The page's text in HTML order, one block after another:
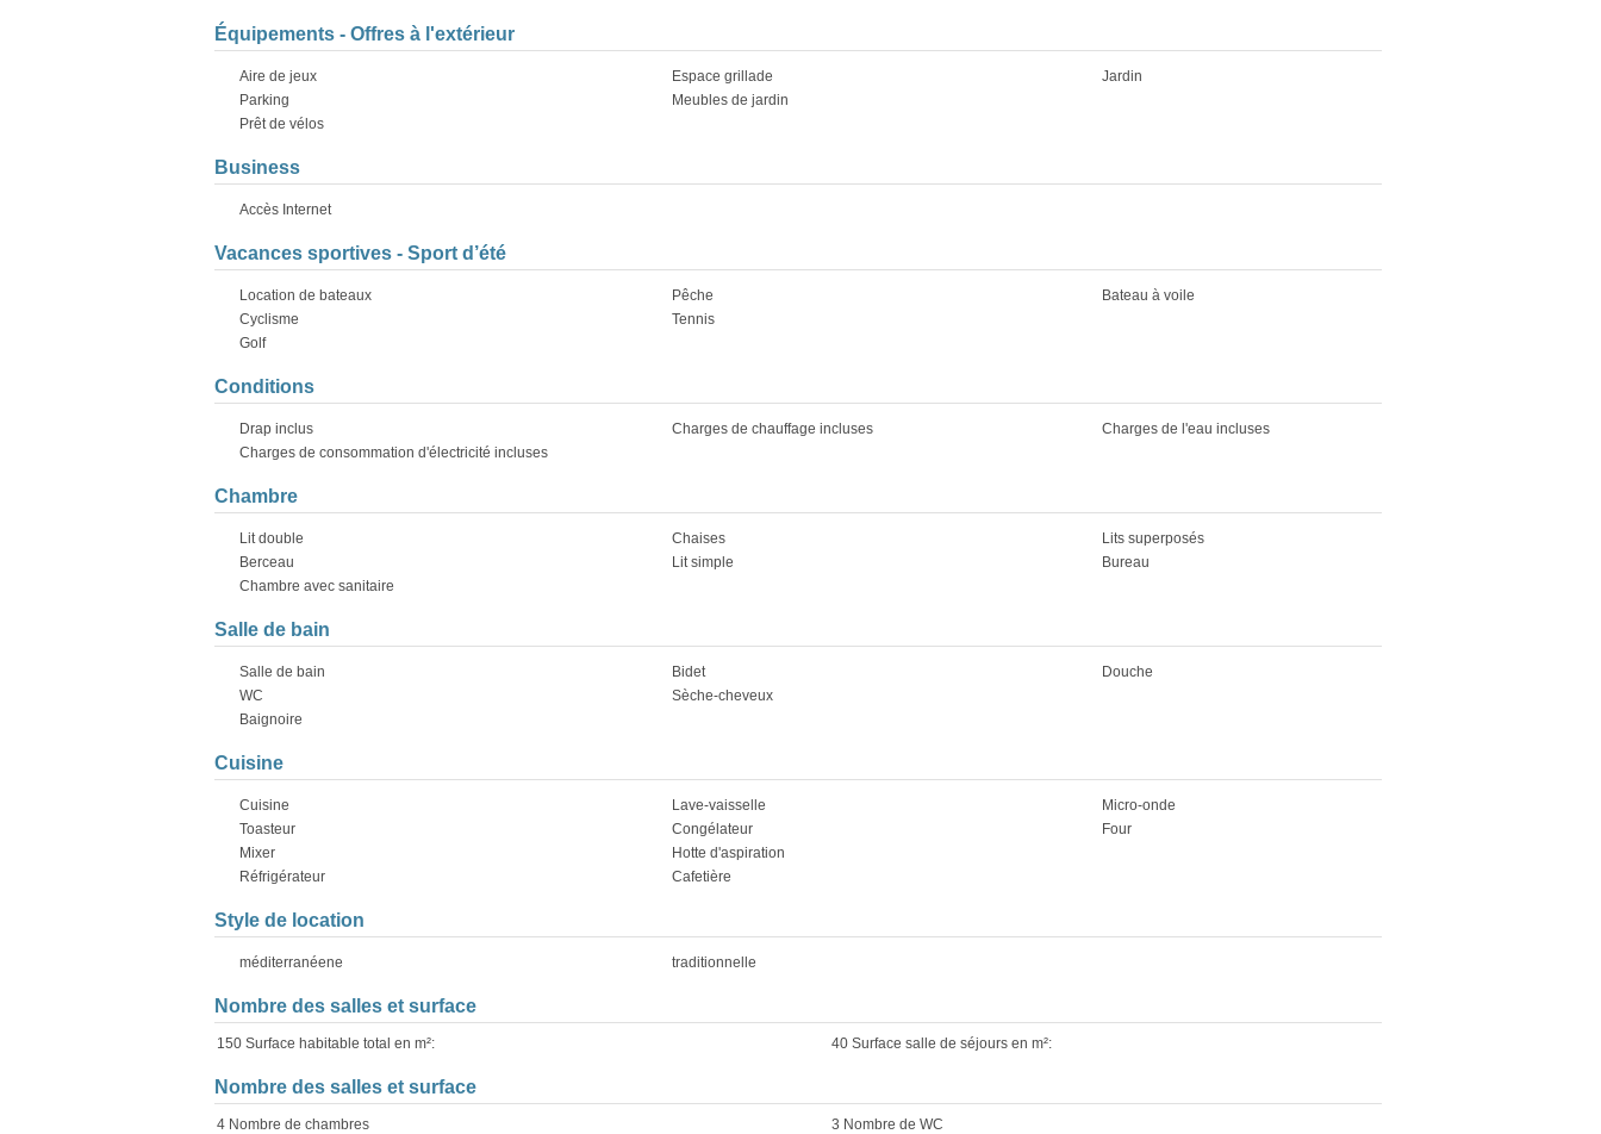
Équipements - Offres à l'extérieur
Aire de jeux
Parking
Prêt de vélos
Espace grillade
Meubles de jardin
Jardin
Business
Accès Internet
Vacances sportives - Sport d’été
Location de bateaux
Cyclisme
Golf
Pêche
Tennis
Bateau à voile
Conditions
Drap inclus
Charges de consommation d'électricité incluses
Charges de chauffage incluses Charges de l'eau incluses
Chambre
Lit double
Berceau
Chambre avec sanitaire
Chaises
Lit simple
Lits superposés
Bureau
Salle de bain
Salle de bain
WC
Baignoire
Bidet
Sèche-cheveux
Douche
Cuisine
Cuisine
Toasteur
Mixer
Réfrigérateur
Lave-vaisselle
Congélateur
Hotte d'aspiration
Cafetière
Micro-onde
Four
Style de location
méditerranéene traditionnelle
Nombre des salles et surface
150 Surface habitable total en m²: 40 Surface salle de séjours en m²:
Nombre des salles et surface
4 Nombre de chambres
3 Nombre de WC